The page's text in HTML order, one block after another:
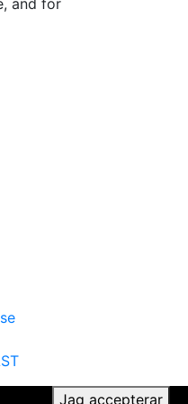
and for
Jag accepterar